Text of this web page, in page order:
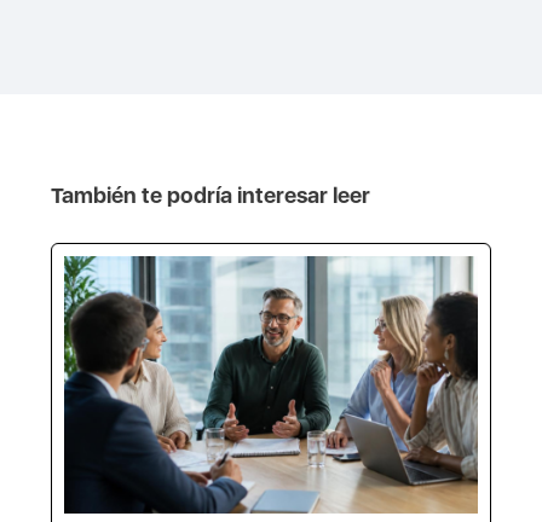
También te podría interesar leer